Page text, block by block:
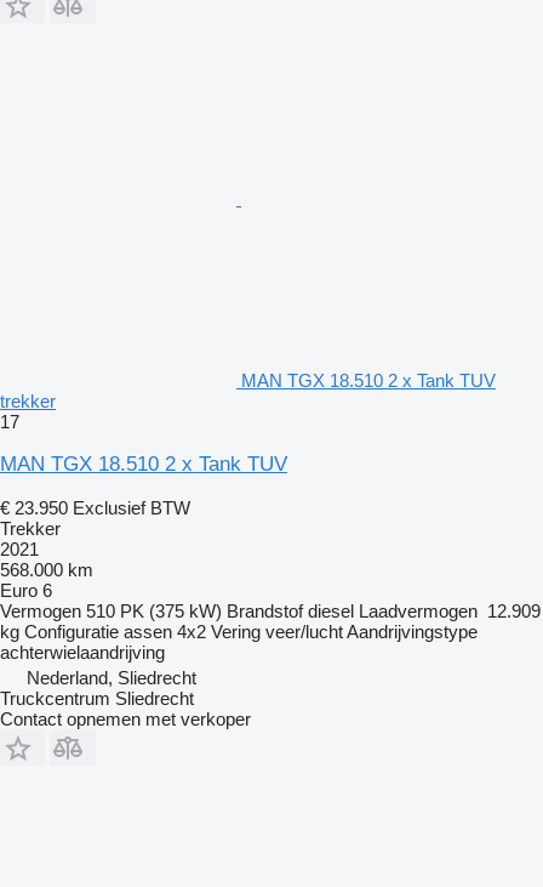
MAN TGX 18.510 2 x Tank TUV
trekker
17
MAN TGX 18.510 2 x Tank TUV
€ 23.950 Exclusief BTW
Trekker
2021
568.000 km
Euro 6
Vermogen 510 PK (375 kW) Brandstof diesel Laadvermogen 12.909
kg Configuratie assen 4x2 Vering veer/luchtAandrijvingstype
achterwielaandrijving
Nederland, Sliedrecht
Truckcentrum Sliedrecht
Contact opnemen met verkoper